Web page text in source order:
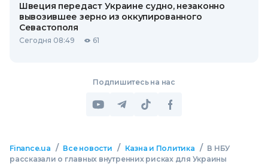
Швеция передаст Украине судно, незаконно
вывозившее зерно из оккупированного
Севастополя
Сегодня 08:49 61
Подпишитесь на нас
Finance.ua / Все новости / Казна и Политика / В НБУ
рассказали о главных внутренних рисках для Украины